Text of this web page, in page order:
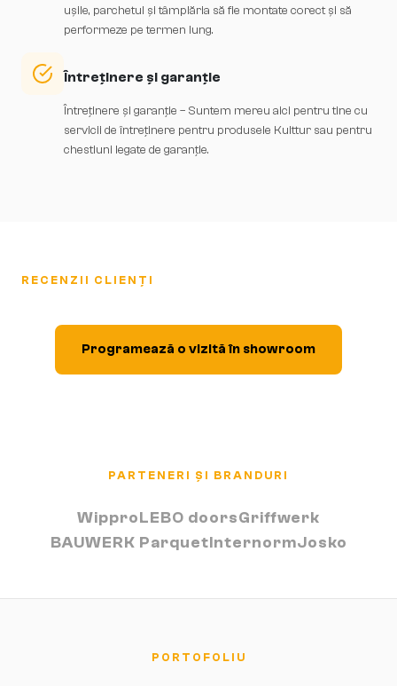
ușile, parchetul și tâmplăria să fie montate corect și să
performeze pe termen lung.
Întreținere și garanție
Întreținere și garanție – Suntem mereu aici pentru tine cu
servicii de întreținere pentru produsele Kulttur sau pentru
chestiuni legate de garanție.
RECENZII CLIENȚI
Programează o vizită în showroom
PARTENERI ȘI BRANDURI
WipproLEBO doorsGriffwerk
BAUWERK ParquetInternormJosko
PORTOFOLIU